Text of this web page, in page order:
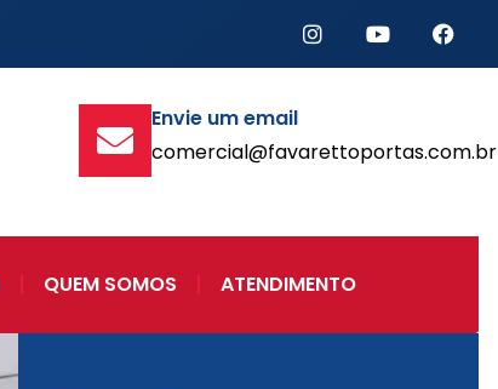
Envie um email
comercial@favarettoportas.com.br
QUEM SOMOS ATENDIMENTO